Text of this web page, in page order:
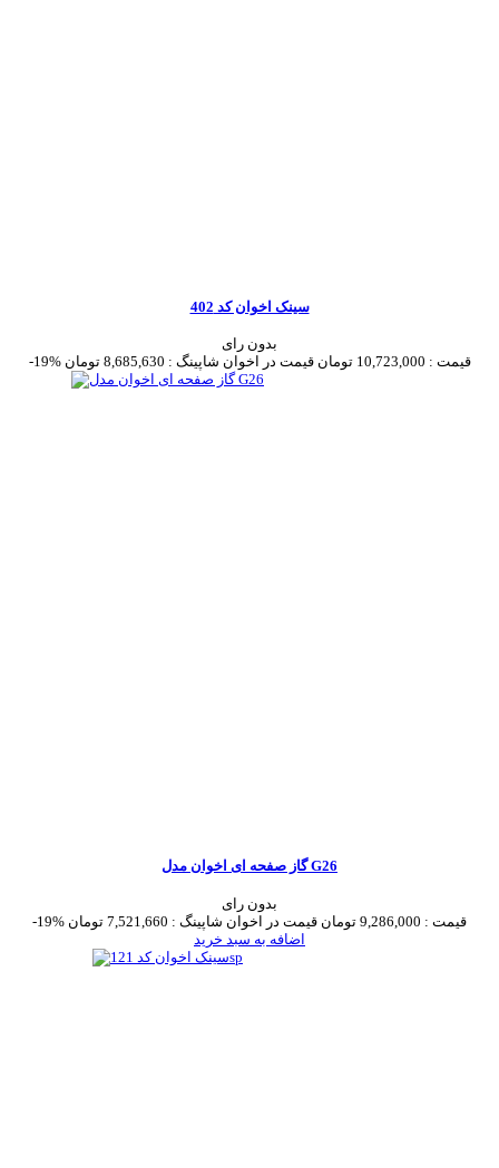
سینک اخوان کد 402
بدون رای
-19%
قیمت : 10,723,000 تومان قیمت در اخوان شاپینگ : 8,685,630 تومان
گاز صفحه ای اخوان مدل G26
بدون رای
-19%
قیمت : 9,286,000 تومان قیمت در اخوان شاپینگ : 7,521,660 تومان
اضافه به سبد خرید